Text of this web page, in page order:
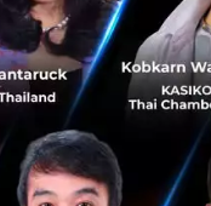
ป้องกันเมลขยะ ได้ในคลิก
หนดใหม่ของปี 2024 สำหรั
น จะต้องมีปุ่มกดยกเลิกการรั
ดียว...
Team